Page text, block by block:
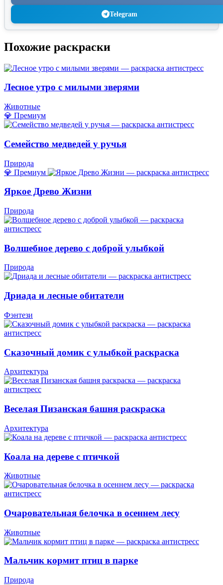
Telegram
Похожие раскраски
Лесное утро с милыми зверями
Животные
💎 Премиум
Семейство медведей у ручья
Природа
💎 Премиум
Яркое Древо Жизни
Природа
Волшебное дерево с доброй улыбкой
Природа
Дриада и лесные обитатели
Фэнтези
Сказочный домик с улыбкой раскраска
Архитектура
Веселая Пизанская башня раскраска
Архитектура
Коала на дереве с птичкой
Животные
Очаровательная белочка в осеннем лесу
Животные
Мальчик кормит птиц в парке
Природа